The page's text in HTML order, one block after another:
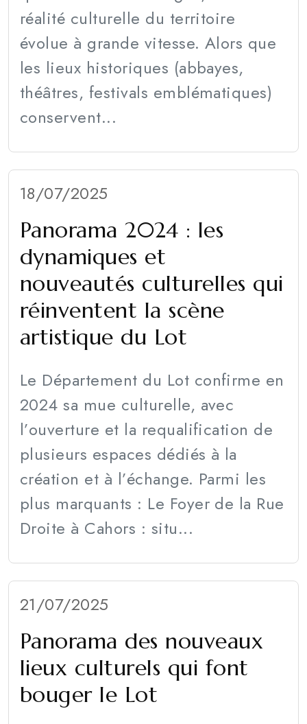
réalité culturelle du territoire
évolue à grande vitesse. Alors que
les lieux historiques (abbayes,
théâtres, festivals emblématiques)
conservent...
18/07/2025
Panorama 2024 : les
dynamiques et
nouveautés culturelles qui
réinventent la scène
artistique du Lot
Le Département du Lot confirme en
2024 sa mue culturelle, avec
l’ouverture et la requalification de
plusieurs espaces dédiés à la
création et à l’échange. Parmi les
plus marquants : Le Foyer de la Rue
Droite à Cahors : situ...
21/07/2025
Panorama des nouveaux
lieux culturels qui font
bouger le Lot